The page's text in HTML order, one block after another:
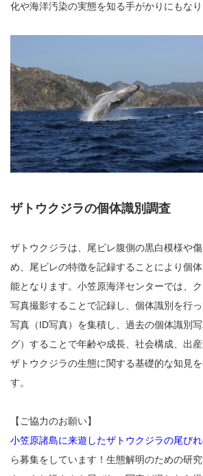
化や海洋汚染の実態を知る手がかりにもなり
ザトウクジラの個体識別調査
ザトウクジラは、尾ビレ腹側の黒白模様や
め、尾ビレの特徴を記録することにより個
能となります。小笠原海洋センターでは、
写真撮影することで記録し、個体識別を行
写真（ID写真）を集積し、過去の個体識別
グ）することで年齢や成長、社会構成、出
ザトウクジラの生態に関する基礎的な知見
す。
【ご協力のお願い】
小笠原諸島に来遊したザトウクジラの尾び
ら募集をしています！生態解明のための研